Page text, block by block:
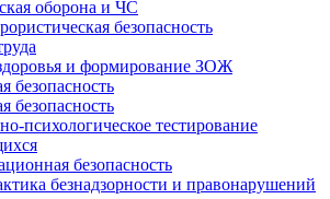
оборона и ЧС
безопасность
и формирование ЗОЖ
безопасность
безопасность
психологическое тестирование
безопасность
безнадзорности и правонарушений